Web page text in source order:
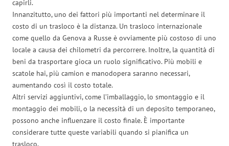
capirli.
Innanzitutto, uno dei fattori più importanti nel determinare il
costo di un trasloco è la distanza. Un trasloco internazionale
come quello da Genova a Russe è ovviamente più costoso di uno
locale a causa dei chilometri da percorrere. Inoltre, la quantità di
beni da trasportare gioca un ruolo significativo. Più mobili e
scatole hai, più camion e manodopera saranno necessari,
aumentando così il costo totale.
Altri servizi aggiuntivi, come l’imballaggio, lo smontaggio e il
montaggio dei mobili, o la necessità di un deposito temporaneo,
possono anche influenzare il costo finale. È importante
considerare tutte queste variabili quando si pianifica un
trasloco.